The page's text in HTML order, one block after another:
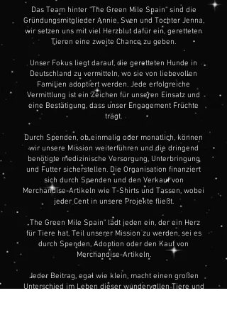
Das Team hinter "The Green Mile Spain" sind die
Gründungsmitglieder Annie, Sven und Tochter Jenna,
wir setzen uns mit viel Herzblut dafür ein, geretteten
Tieren eine zweite Chance zu geben.
Unser Fokus liegt darauf, die geretteten Hunde in
Deutschland zu vermitteln, wo sie von liebevollen
Familien adoptiert werden. Jede erfolgreiche
Vermittlung ist ein Zeichen für unseren Einsatz und
eine Bestätigung, dass unser Engagement Früchte
trägt.
Durch Spenden, ob einmalig oder monatlich, können
wir unsere Mission weiterführen und die dringend
benötigte medizinische Versorgung, Unterbringung
und Futter sicherstellen. Die Organisation finanziert
sich durch Spenden und den Verkauf von
Merchandise-Artikeln wie T-Shirts und Tassen, wobei
jeder Cent in unsere Projekte fließt.
„The Green Mile Spain" lädt jeden ein, der ein Herz
für Tiere hat, Teil unserer Mission zu werden, sei es
durch Spenden, Adoption oder den Kauf von
Merchandise-Artikeln.
Jeder Beitrag, egal wie klein, macht einen großen
Unterschied im Leben dieser wundervollen Tiere und